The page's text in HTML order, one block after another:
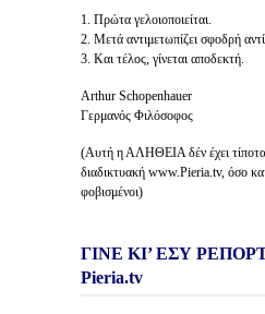
1. Πρώτα γελοιοποιείται.
2. Μετά αντιμετωπίζει σφοδρή
3. Και τέλος, γίνεται αποδεκτή.
Arthur Schopenhauer
Γερμανός Φιλόσοφος
(Αυτή η ΑΛΗΘΕΙΑ δέν έχει
διαδικτυακή www.Pieria.tv, όσο
φοβισμένοι)
ΓΙΝΕ ΚΙ’ ΕΣΥ
Pieria.tv